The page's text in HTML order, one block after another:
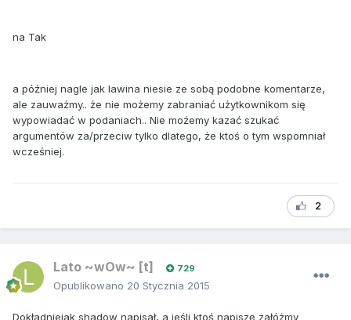
na Tak
a później nagle jak lawina niesie ze sobą podobne komentarze,
ale zauważmy.. że nie możemy zabraniać użytkownikom się
wypowiadać w podaniach.. Nie możemy kazać szukać
argumentów za/przeciw tylko dlatego, że ktoś o tym wspomniał
wcześniej.
2
Lato ~wOw~ [t] 729
Opublikowano 20 Stycznia 2015
Dokładniejak shadow napisał, a jeśli ktoś napiszę załóżmy